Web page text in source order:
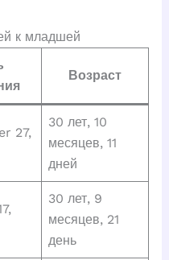
к младшей
Возраст
27,
30 лет, 10
месяцев, 11
дней
30 лет, 9
месяцев, 21
день